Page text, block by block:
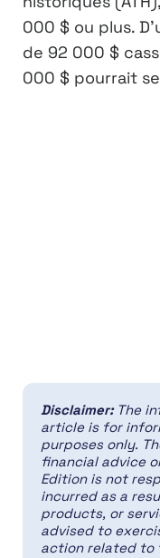
000 $ ou plus.
de 92 000 $
000 $ pourrait
Disclaimer: The
article is for
purposes only.
financial advice
Edition is not
incurred as a
products, or
advised to
action related to